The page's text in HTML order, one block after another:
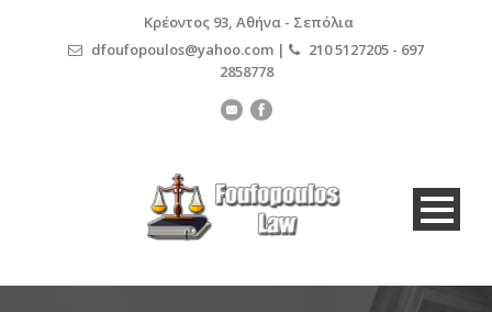
Κρέοντος 93, Αθήνα - Σεπόλια
dfoufopoulos@yahoo.com |
210 5127205 - 697
2858778